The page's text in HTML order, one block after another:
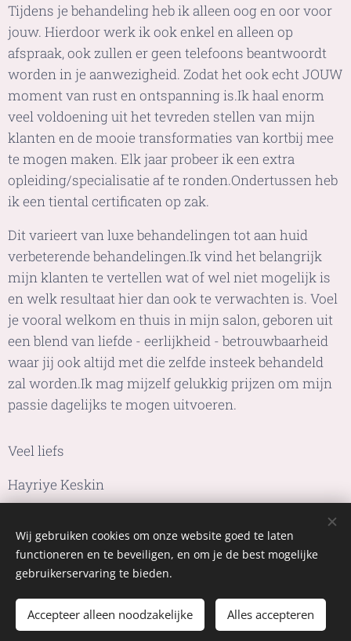
Tijdens je behandeling heb ik alleen oog en oor voor
jouw. Hierdoor werk ik ook enkel en alleen op
afspraak, ook zullen er geen telefoons beantwoordt
worden in je aanwezigheid. Zodat het ook echt JOUW
moment van rust en ontspanning is.Ik haal enorm
veel voldoening uit het tevreden stellen van mijn
klanten en de mooie transformaties van kortbij mee
te mogen maken. Elk jaar probeer ik een extra
opleiding/specialisatie af te ronden.Ondertussen heb
ik een tiental certificaten op zak.
Dit varieert van luxe behandelingen tot aan huid
verbeterende behandelingen.Ik vind het belangrijk
mijn klanten te vertellen wat of wel niet mogelijk is
en welk resultaat hier dan ook te verwachten is. Voel
je vooral welkom en thuis in mijn salon, geboren uit
een blend van liefde - eerlijkheid - betrouwbaarheid
waar jij ook altijd met die zelfde insteek behandeld
zal worden.Ik mag mijzelf gelukkig prijzen om mijn
passie dagelijks te mogen uitvoeren.
Veel liefs
Hayriye Keskin
Cookies
Talen
Français
Nederlands English Deutsch
Wij gebruiken cookies om onze website goed te laten
functioneren en te beveiligen, en om je de best mogelijke
gebruikerservaring te bieden.
Accepteer alleen noodzakelijke Alles accepteren